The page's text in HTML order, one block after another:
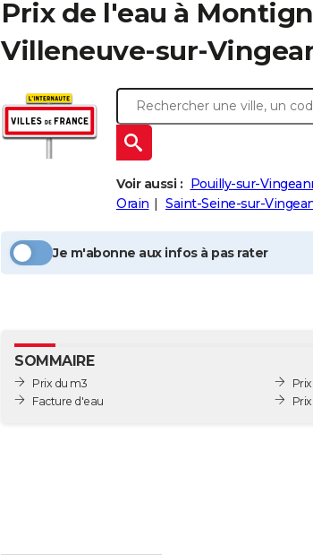
Prix de l'eau à
Villeneuve-sur-
Voir aussi : Pouilly-sur-
Orain
Saint-Seine-sur-
Je m'abonne aux infos à pas rater
SOMMAIRE
Prix du m3
Facture d'eau